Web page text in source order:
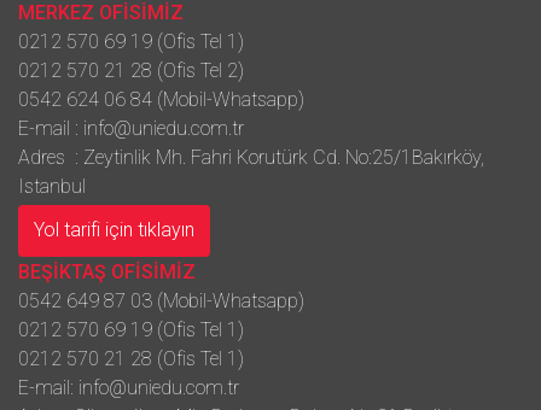
MERKEZ OFİSİMİZ
0212 570 69 19 (Ofis Tel 1)
0212 570 21 28 (Ofis Tel 2)
0542 624 06 84 (Mobil-Whatsapp)
E-mail : info@uniedu.com.tr
Adres : Zeytinlik Mh. Fahri Korutürk Cd. No:25/1Bakırköy,
Istanbul
Yol tarifi için tıklayın
BEŞİKTAŞ OFİSİMİZ
0542 649 87 03 (Mobil-Whatsapp)
0212 570 69 19 (Ofis Tel 1)
0212 570 21 28 (Ofis Tel 1)
E-mail: info@uniedu.com.tr